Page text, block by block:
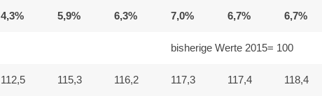
4,3% 5,9% 6,3% 7,0% 6,7% 6,7%
bisherige Werte 2015= 100
112,5 115,3 116,2 117,3 117,4 118,4